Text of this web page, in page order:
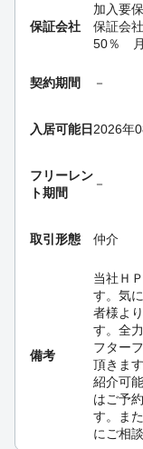
保証会社
加入要
保証会
50％ 月
契約期間 －
入居可能日 2026年
フリーレン
ト期間
－
取引形態 仲介
備考
当社Ｈ
す。気
者様よ
す。全
フター
頂きま
紹介可
はご予
す。ま
にご相